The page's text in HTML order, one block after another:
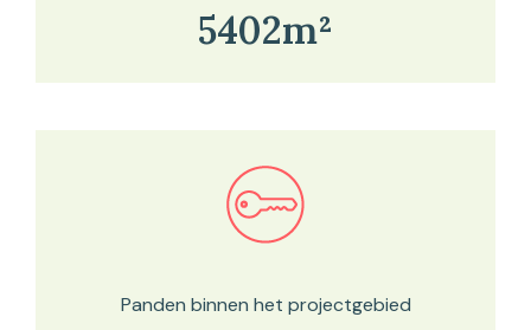
5402m²
Bekijk in onze kaartviewer
Panden binnen het projectgebied